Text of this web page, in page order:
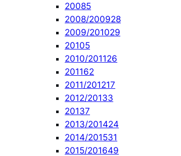
20085
2008/200928
2009/201029
20105
2010/201126
201162
2011/201217
2012/20133
20137
2013/201424
2014/201531
2015/201649